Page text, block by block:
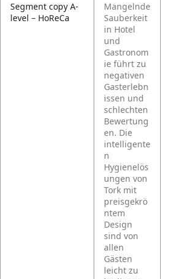
Segment copy A-
level – HoReCa
Mangelnde
Sauberkeit
in Hotel
und
Gastronom
ie führt zu
negativen
Gasterlebn
issen und
schlechten
Bewertung
en. Die
intelligente
n
Hygienelös
ungen von
Tork mit
preisgekrö
ntem
Design
sind von
allen
Gästen
leicht zu